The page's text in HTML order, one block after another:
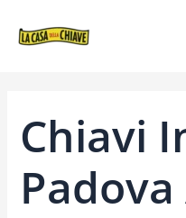
Chiavi
ARTICOLI